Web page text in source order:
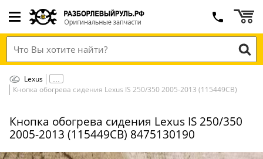
Lexus
Кнопка обогрева сидения Lexus IS 250/350 2005-2013 (115449СВ)
Кнопка обогрева сидения Lexus IS 250/350
2005-2013 (115449СВ) 8475130190